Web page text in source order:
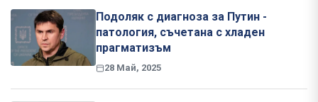
Подоляк с диагноза за Путин -
патология, съчетана с хладен
прагматизъм
28 Май, 2025